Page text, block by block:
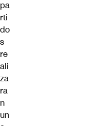
pa
rti
do
s
re
ali
za
ra
n
un